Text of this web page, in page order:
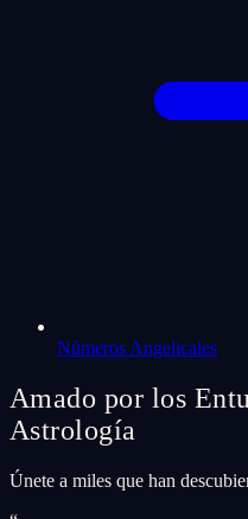
Números Angelicales
Amado por los
Astrología
Únete a miles que han